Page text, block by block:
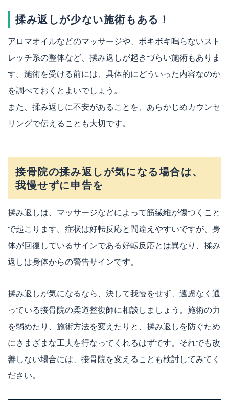
揉み返しが少ない施術もある！
アロマオイルなどのマッサージや、ボキボキ鳴らないスト
レッチ系の整体など、揉み返しが起きづらい施術もありま
す。施術を受ける前には、具体的にどういった内容なのか
を調べておくとよいでしょう。
また、揉み返しに不安があることを、あらかじめカウンセ
リングで伝えることも大切です。
接骨院の揉み返しが気になる場合は、
我慢せずに申告を
揉み返しは、マッサージなどによって筋繊維が傷つくこと
で起こります。症状は好転反応と間違えやすいですが、身
体が回復しているサインである好転反応とは異なり、揉み
返しは身体からの警告サインです。
揉み返しが気になるなら、決して我慢をせず、遠慮なく通
っている接骨院の柔道整復師に相談しましょう。施術の力
を弱めたり、施術方法を変えたりと、揉み返しを防ぐため
にさまざまな工夫を行なってくれるはずです。それでも改
善しない場合には、接骨院を変えることも検討してみてく
ださい。